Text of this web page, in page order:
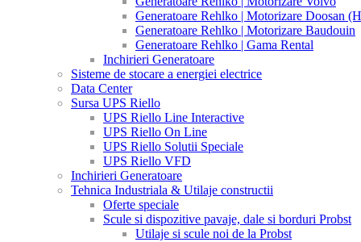
Generatoare Rehlko | Motorizare Doosan
Generatoare Rehlko | Motorizare Baudouin
Generatoare Rehlko | Gama Rental
Inchirieri Generatoare
Sisteme de stocare a energiei electrice
Data Center
Sursa UPS Riello
UPS Riello Line Interactive
UPS Riello On Line
UPS Riello Solutii Speciale
UPS Riello VFD
Inchirieri Generatoare
Tehnica Industriala & Utilaje constructii
Oferte speciale
Scule si dispozitive pavaje, dale si borduri Probst
Utilaje si scule noi de la Probst